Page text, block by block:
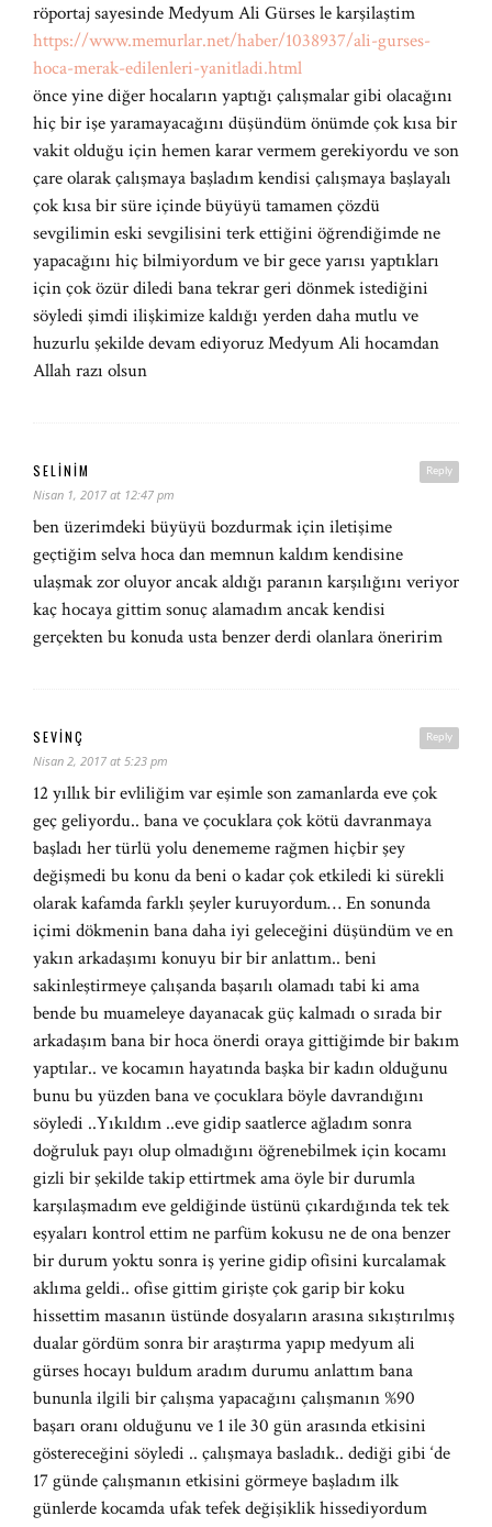
röportaj sayesinde Medyum Ali Gürses le karşilaştim
https://www.memurlar.net/haber/1038937/ali-gurses-
hoca-merak-edilenleri-yanitladi.html
önce yine diğer hocaların yaptığı çalışmalar gibi olacağını
hiç bir işe yaramayacağını düşündüm önümde çok kısa bir
vakit olduğu için hemen karar vermem gerekiyordu ve son
çare olarak çalışmaya başladım kendisi çalışmaya başlayalı
çok kısa bir süre içinde büyüyü tamamen çözdü
sevgilimin eski sevgilisini terk ettiğini öğrendiğimde ne
yapacağını hiç bilmiyordum ve bir gece yarısı yaptıkları
için çok özür diledi bana tekrar geri dönmek istediğini
söyledi şimdi ilişkimize kaldığı yerden daha mutlu ve
huzurlu şekilde devam ediyoruz Medyum Ali hocamdan
Allah razı olsun
Reply
SELINIM
Nisan 1, 2017 at 12:47 pm
ben üzerimdeki büyüyü bozdurmak için iletişime
geçtiğim selva hoca dan memnun kaldım kendisine
ulaşmak zor oluyor ancak aldığı paranın karşılığını veriyor
kaç hocaya gittim sonuç alamadım ancak kendisi
gerçekten bu konuda usta benzer derdi olanlara öneririm
Reply
SEVINÇ
Nisan 2, 2017 at 5:23 pm
12 yıllık bir evliliğim var eşimle son zamanlarda eve çok
geç geliyordu.. bana ve çocuklara çok kötü davranmaya
başladı her türlü yolu denememe rağmen hiçbir şey
değişmedi bu konu da beni o kadar çok etkiledi ki sürekli
olarak kafamda farklı şeyler kuruyordum… En sonunda
içimi dökmenin bana daha iyi geleceğini düşündüm ve en
yakın arkadaşımı konuyu bir bir anlattım.. beni
sakinleştirmeye çalışanda başarılı olamadı tabi ki ama
bende bu muameleye dayanacak güç kalmadı o sırada bir
arkadaşım bana bir hoca önerdi oraya gittiğimde bir bakım
yaptılar.. ve kocamın hayatında başka bir kadın olduğunu
bunu bu yüzden bana ve çocuklara böyle davrandığını
söyledi ..Yıkıldım ..eve gidip saatlerce ağladım sonra
doğruluk payı olup olmadığını öğrenebilmek için kocamı
gizli bir şekilde takip ettirtmek ama öyle bir durumla
karşılaşmadım eve geldiğinde üstünü çıkardığında tek tek
eşyaları kontrol ettim ne parfüm kokusu ne de ona benzer
bir durum yoktu sonra iş yerine gidip ofisini kurcalamak
aklıma geldi.. ofise gittim girişte çok garip bir koku
hissettim masanın üstünde dosyaların arasına sıkıştırılmış
dualar gördüm sonra bir araştırma yapıp medyum ali
gürses hocayı buldum aradım durumu anlattım bana
bununla ilgili bir çalışma yapacağını çalışmanın %90
başarı oranı olduğunu ve 1 ile 30 gün arasında etkisini
göstereceğini söyledi .. çalışmaya basladık.. dediği gibi ‘de
17 günde çalışmanın etkisini görmeye başladım ilk
günlerde kocamda ufak tefek değişiklik hissediyordum